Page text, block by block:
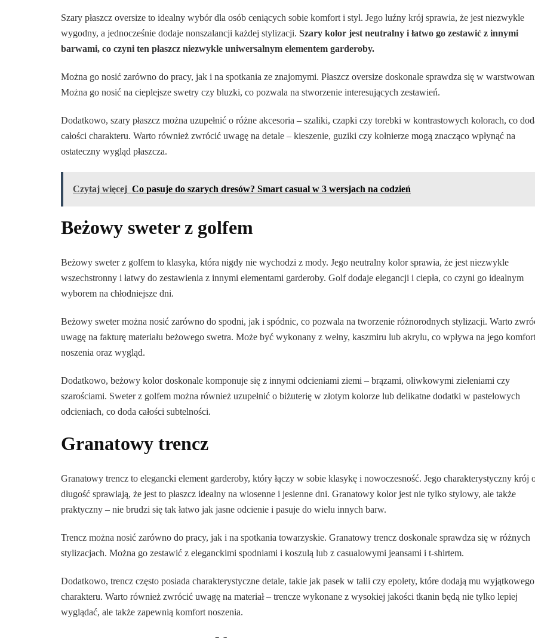
Szary płaszcz oversize to idealny wybór dla osób ceniących sobie komfort i styl. Jego luźny krój sprawia, że jest niezwykle
wygodny, a jednocześnie dodaje nonszalancji każdej stylizacji. Szary kolor jest neutralny i łatwo go zestawić z innymi
barwami, co czyni ten płaszcz niezwykle uniwersalnym elementem garderoby.
Można go nosić zarówno do pracy, jak i na spotkania ze znajomymi. Płaszcz oversize doskonale sprawdza się w
Można go nosić na cieplejsze swetry czy bluzki, co pozwala na stworzenie interesujących zestawień.
Dodatkowo, szary płaszcz można uzupełnić o różne akcesoria – szaliki, czapki czy torebki w kontrastowych kolorach, co
całości charakteru. Warto również zwrócić uwagę na detale – kieszenie, guziki czy kołnierze mogą znacząco wpłynąć na
ostateczny wygląd płaszcza.
Czytaj więcej Co pasuje do szarych dresów? Smart casual w 3 wersjach na codzień
Beżowy sweter z golfem
Beżowy sweter z golfem to klasyka, która nigdy nie wychodzi z mody. Jego neutralny kolor sprawia, że jest niezwykle
wszechstronny i łatwy do zestawienia z innymi elementami garderoby. Golf dodaje elegancji i ciepła, co czyni go idealnym
wyborem na chłodniejsze dni.
Beżowy sweter można nosić zarówno do spodni, jak i spódnic, co pozwala na tworzenie różnorodnych stylizacji. Warto
uwagę na fakturę materiału beżowego swetra. Może być wykonany z wełny, kaszmiru lub akrylu, co wpływa na jego komfort
noszenia oraz wygląd.
Dodatkowo, beżowy kolor doskonale komponuje się z innymi odcieniami ziemi – brązami, oliwkowymi zieleniami czy
szarościami. Sweter z golfem można również uzupełnić o biżuterię w złotym kolorze lub delikatne dodatki w pastelowych
odcieniach, co doda całości subtelności.
Granatowy trencz
Granatowy trencz to elegancki element garderoby, który łączy w sobie klasykę i nowoczesność. Jego charakterystyczny krój
długość sprawiają, że jest to płaszcz idealny na wiosenne i jesienne dni. Granatowy kolor jest nie tylko stylowy, ale także
praktyczny – nie brudzi się tak łatwo jak jasne odcienie i pasuje do wielu innych barw.
Trencz można nosić zarówno do pracy, jak i na spotkania towarzyskie. Granatowy trencz doskonale sprawdza się w różnych
stylizacjach. Można go zestawić z eleganckimi spodniami i koszulą lub z casualowymi jeansami i t-shirtem.
Dodatkowo, trencz często posiada charakterystyczne detale, takie jak pasek w talii czy epolety, które dodają mu wyjątkowego
charakteru. Warto również zwrócić uwagę na materiał – trencze wykonane z wysokiej jakości tkanin będą nie tylko lepiej
wyglądać, ale także zapewnią komfort noszenia.